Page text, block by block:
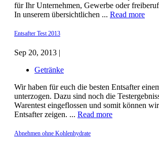
für Ihr Unternehmen, Gewerbe oder
In unserem übersichtlichen ... Read more
Entsafter Test 2013
Sep 20, 2013 |
Getränke
Wir haben für euch die besten Entsafter
unterzogen. Dazu sind noch die
Warentest eingeflossen und somit können
Entsafter zeigen. ... Read more
Abnehmen ohne Kohlenhydrate